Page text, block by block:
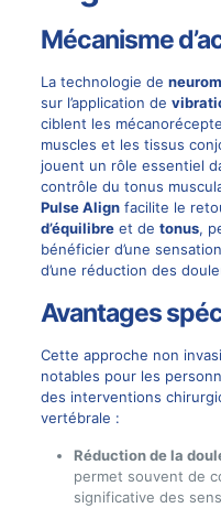
Mécanisme
La technologie de
sur l’application de
ciblent les
muscles et les tissus
jouent un rôle essentiel
contrôle du tonus
Pulse Alignfacilite le
d’équilibreet de tonus,
bénéficier d’une
d’une réduction des
Avantages
Cette approche non
notables pour les
des interventions
vertébrale :
Réduction de la
permet souvent de
significative des